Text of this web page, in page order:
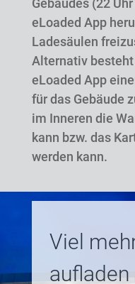
Gebäudes (22
eLoaded App
Ladesäulen
Alternativ
eLoaded App
für das Gebäude
im Inneren die
kann bzw. das
werden kann.
Viel
aufladen